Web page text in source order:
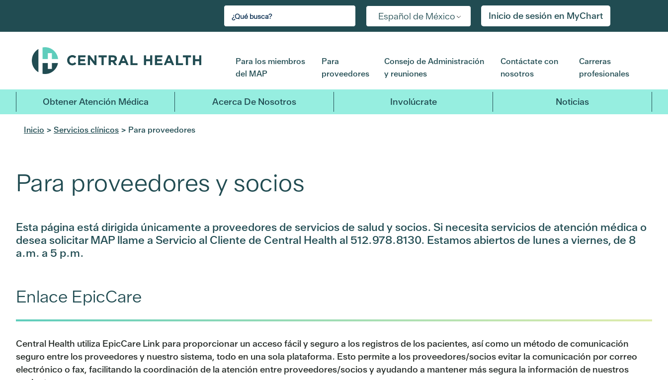
contenido
Español de México Inicio de sesión en MyChart
Para los miembros
del MAP
Para
proveedores
Consejo de Administración
y reuniones
Contáctate con
nosotros
Carreras
profesionales
Obtener Atención Médica Acerca De Nosotros Involúcrate Noticias
Inicio > Servicios clínicos > Para proveedores
Para proveedores y socios
Esta página está dirigida únicamente a proveedores de servicios de salud y socios. Si necesita servicios de atención médica o
desea solicitar MAP llame a Servicio al Cliente de Central Health al 512.978.8130. Estamos abiertos de lunes a viernes, de 8
a.m. a 5 p.m.
Enlace EpicCare
Central Health utiliza EpicCare Link para proporcionar un acceso fácil y seguro a los registros de los pacientes, así como un método de comunicación
seguro entre los proveedores y nuestro sistema, todo en una sola plataforma. Esto permite a los proveedores/socios evitar la comunicación por correo
electrónico o fax, facilitando la coordinación de la atención entre proveedores/socios y ayudando a mantener más segura la información de nuestros